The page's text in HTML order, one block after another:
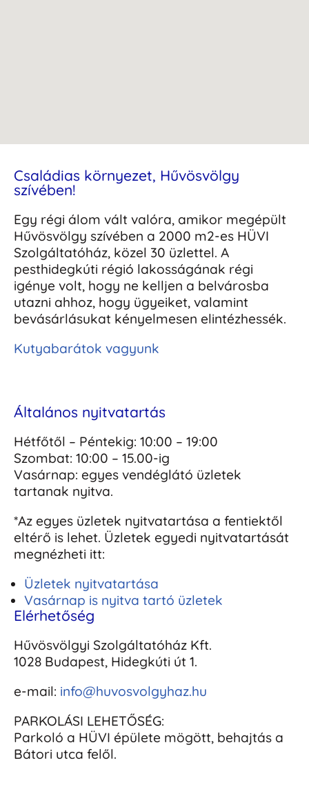
Családias környezet, Hűvösvölgy
szívében!
Egy régi álom vált valóra, amikor megépült
Hűvösvölgy szívében a 2000 m2-es HÜVI
Szolgáltatóház, közel 30 üzlettel. A
pesthidegkúti régió lakosságának régi
igénye volt, hogy ne kelljen a belvárosba
utazni ahhoz, hogy ügyeiket, valamint
bevásárlásukat kényelmesen elintézhessék.
Kutyabarátok vagyunk
Általános nyitvatartás
Hétfőtől – Péntekig: 10:00 – 19:00
Szombat: 10:00 – 15.00-ig
Vasárnap: egyes vendéglátó üzletek
tartanak nyitva.
*Az egyes üzletek nyitvatartása a fentiektől
eltérő is lehet. Üzletek egyedi nyitvatartását
megnézheti itt:
Üzletek nyitvatartása
Vasárnap is nyitva tartó üzletek
Elérhetőség
Hűvösvölgyi Szolgáltatóház Kft.
1028 Budapest, Hidegkúti út 1.
e-mail: info@huvosvolgyhaz.hu
PARKOLÁSI LEHETŐSÉG:
Parkoló a HÜVI épülete mögött, behajtás a
Bátori utca felől.